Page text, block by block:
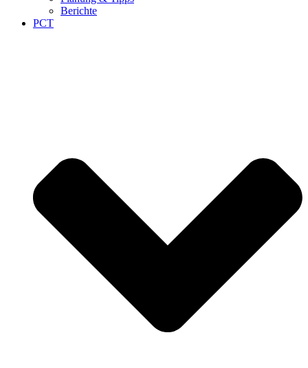
Berichte
PCT